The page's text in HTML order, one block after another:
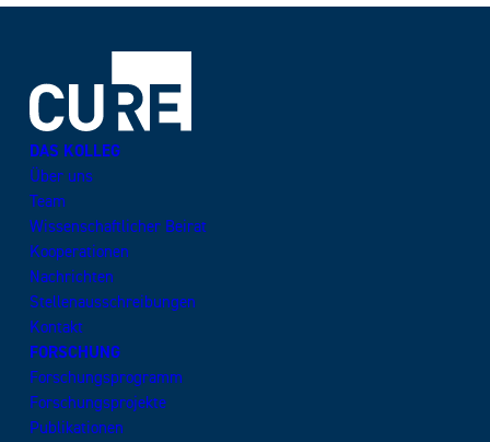
DAS KOLLEG
Über uns
Team
Wissenschaftlicher Beirat
Kooperationen
Nachrichten
Stellenausschreibungen
Kontakt
FORSCHUNG
Forschungsprogramm
Forschungsprojekte
Publikationen